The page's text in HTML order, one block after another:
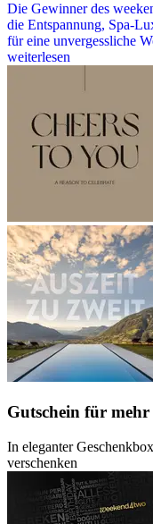
Die Gewinner des
die Entspannung, Spa-
für eine unvergessliche
weiterlesen
Gutschein für mehr
In eleganter
verschenken